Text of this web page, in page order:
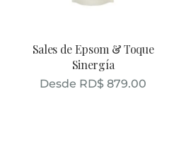
Sales de Epsom & Toque
Sinergía
Desde RD$ 879.00